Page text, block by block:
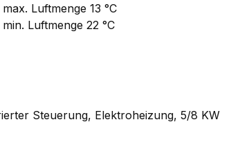
Luftmenge 13 °C
Luftmenge 22 °C
Steuerung, Elektroheizung, 5/8 KW